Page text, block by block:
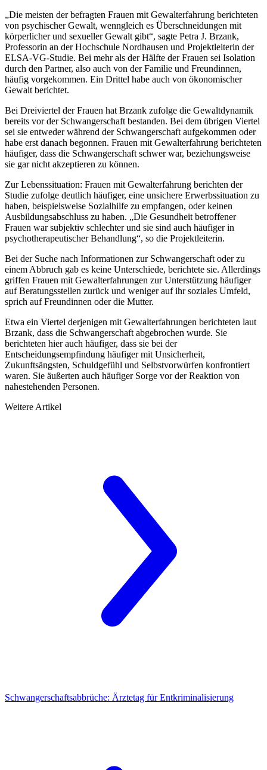
„Die meisten der befragten Frauen mit Gewalterfahrung berichteten
von psychischer Gewalt, wenngleich es Überschneidungen mit
körperlicher und sexueller Gewalt gibt“, sagte Petra J. Brzank,
Professorin an der Hochschule Nordhausen und Projektleiterin der
ELSA-VG-Studie. Bei mehr als der Hälfte der Frauen sei Isolation
durch den Partner, also auch von der Familie und Freundinnen,
häufig vorgekommen. Ein Drittel habe auch von ökonomischer
Gewalt berichtet.
Bei Dreiviertel der Frauen hat Brzank zufolge die Gewaltdynamik
bereits vor der Schwangerschaft bestanden. Bei dem übrigen Viertel
sei sie entweder während der Schwangerschaft aufgekommen oder
habe erst danach begonnen. Frauen mit Gewalterfahrung berichteten
häufiger, dass die Schwangerschaft schwer war, beziehungsweise
sie gar nicht akzeptieren zu können.
Zur Lebenssituation: Frauen mit Gewalterfahrung berichten der
Studie zufolge deutlich häufiger, eine unsichere Erwerbssituation zu
haben, beispielsweise Sozialhilfe zu empfangen, oder keinen
Ausbildungsabschluss zu haben. „Die Gesundheit betroffener
Frauen war subjektiv schlechter und sie sind auch häufiger in
psychotherapeutischer Behandlung“, so die Projektleiterin.
Bei der Suche nach Informationen zur Schwangerschaft oder zu
einem Abbruch gab es keine Unterschiede, berichtete sie. Allerdings
griffen Frauen mit Gewalterfahrungen zur Unterstützung häufiger
auf Beratungsstellen zurück und weniger auf ihr soziales Umfeld,
sprich auf Freundinnen oder die Mutter.
Etwa ein Viertel derjenigen mit Gewalterfahrungen berichteten laut
Brzank, dass die Schwangerschaft abgebrochen wurde. Sie
berichteten hier auch häufiger, dass sie bei der
Entscheidungsempfindung häufiger mit Unsicherheit,
Zukunftsängsten, Schuldgefühl und Selbstvorwürfen konfrontiert
waren. Sie äußerten auch häufiger Sorge vor der Reaktion von
nahestehenden Personen.
Weitere Artikel
Schwangerschaftsabbrüche: Ärztetag für Entkriminalisierung